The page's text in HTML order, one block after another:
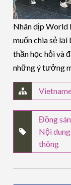
Nhân dịp World
muốn chia sẻ
thần học hỏi và
những ý tưởng
Đồng
Nội
thông